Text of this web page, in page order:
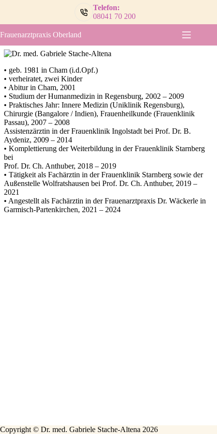
Telefon:
08041 70 200
Frauenarztpraxis Oberland
• geb. 1981 in Cham (i.d.Opf.)
• verheiratet, zwei Kinder
• Abitur in Cham, 2001
• Studium der Humanmedizin in Regensburg, 2002 – 2009
• Praktisches Jahr: Innere Medizin (Uniklinik Regensburg),
Chirurgie (Bangalore / Indien), Frauenheilkunde (Frauenklinik
Passau), 2007 – 2008
Assistenzärztin in der Frauenklinik Ingolstadt bei Prof. Dr. B.
Aydeniz, 2009 – 2014
• Komplettierung der Weiterbildung in der Frauenklinik Starnberg
bei
Prof. Dr. Ch. Anthuber, 2018 – 2019
• Tätigkeit als Fachärztin in der Frauenklinik Starnberg sowie der
Außenstelle Wolfratshausen bei Prof. Dr. Ch. Anthuber, 2019 –
2021
• Angestellt als Fachärztin in der Frauenarztpraxis Dr. Wäckerle in
Garmisch-Partenkirchen, 2021 – 2024
Copyright © Dr. med. Gabriele Stache-Altena 2026